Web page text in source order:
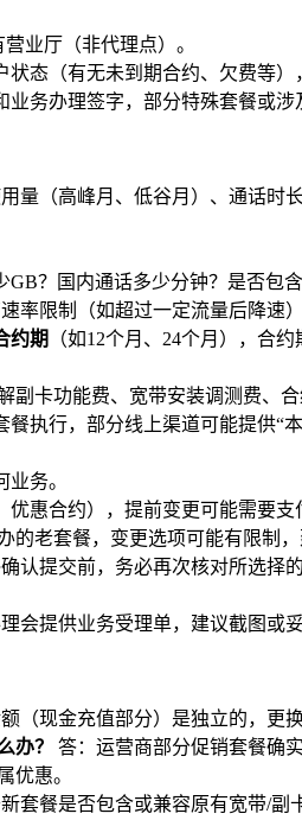
业厅（非代理点）。
态（有无未到期合约、欠费等）
务办理签字，部分特殊套餐或涉
量（高峰月、低谷月）、通话时
？国内通话多少分钟？是否包
率限制（如超过一定流量后降速）
约期 （如12个月、24个月），合
副卡功能费、宽带安装调测费、合
餐执行，部分线上渠道可能提供“
务。
惠合约），提前变更可能需要
的老套餐，变更选项可能有限制，
认提交前，务必再次核对所选
会提供业务受理单，建议截图或
（现金充值部分）是独立的，更
办？
答：运营商部分促销套餐确
优惠。
套餐是否包含或兼容原有宽带/